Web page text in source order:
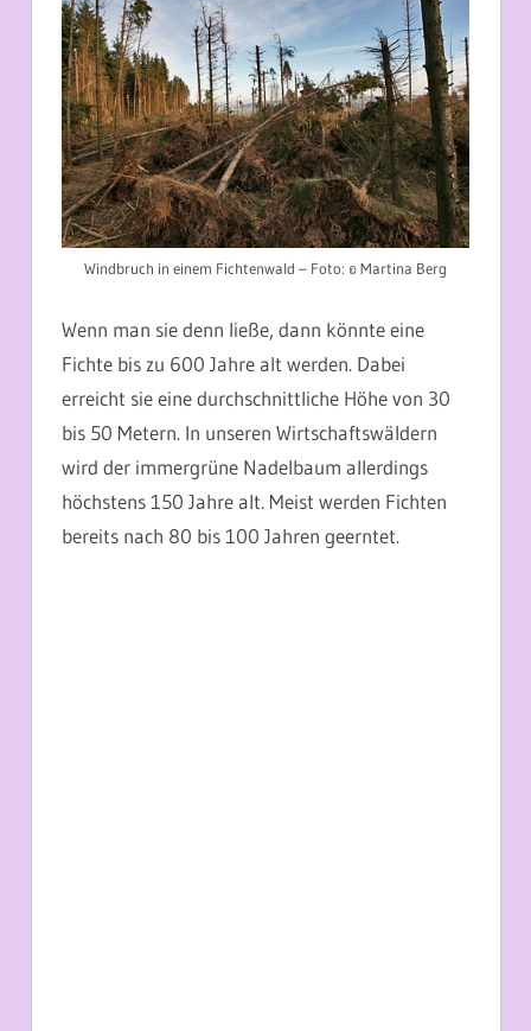
Windbruch in einem Fichtenwald – Foto: © Martina Berg
Wenn man sie denn ließe, dann könnte eine
Fichte bis zu 600 Jahre alt werden. Dabei
erreicht sie eine durchschnittliche Höhe von 30
bis 50 Metern. In unseren Wirtschaftswäldern
wird der immergrüne Nadelbaum allerdings
höchstens 150 Jahre alt. Meist werden Fichten
bereits nach 80 bis 100 Jahren geerntet.